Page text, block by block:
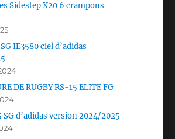
Sidestep X20 6 crampons
IE3580 ciel d’adidas
DE RUGBY RS-15 ELITE FG
SG d’adidas version 2024/2025